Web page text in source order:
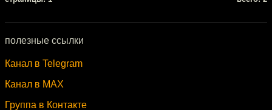
полезные ссылки
Канал в Telegram
Канал в MAX
Группа в Контакте